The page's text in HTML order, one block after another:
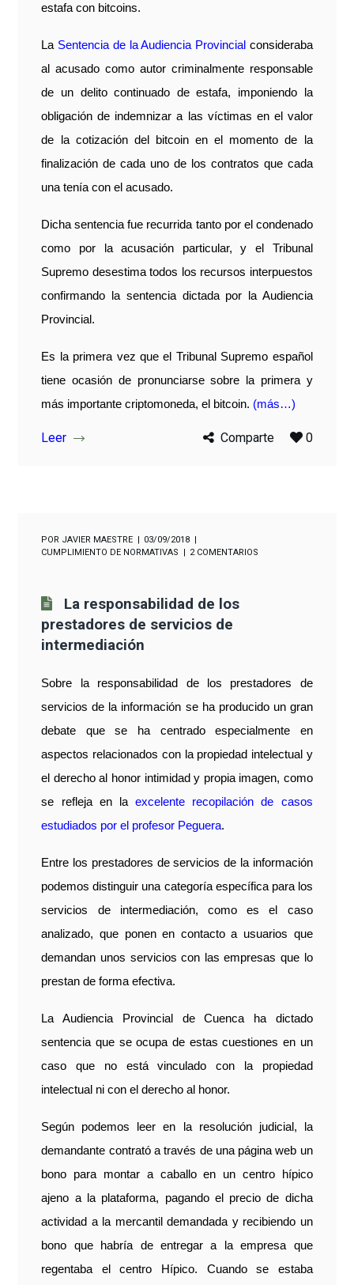
estafa con bitcoins.
La Sentencia de la Audiencia Provincialconsideraba
al acusado como autor criminalmente responsable
de un delito continuado de estafa, imponiendo la
obligación de indemnizar a las víctimas en el valor
de la cotización del bitcoin en el momento de la
finalización de cada uno de los contratos que cada
una tenía con el acusado.
Dicha sentencia fue recurrida tanto por el condenado
como por la acusación particular, y el Tribunal
Supremo desestima todos los recursos interpuestos
confirmando la sentencia dictada por la Audiencia
Provincial.
Es la primera vez que el Tribunal Supremo español
tiene ocasión de pronunciarse sobre la primera y
más importante criptomoneda, el bitcoin. (más…)
Leer Comparte 0
POR JAVIER MAESTRE
03/09/2018
CUMPLIMIENTO DE NORMATIVAS
2 COMENTARIOS
La responsabilidad de los
prestadores de servicios de
intermediación
Sobre la responsabilidad de los prestadores de
servicios de la información se ha producido un gran
debate que se ha centrado especialmente en
aspectos relacionados con la propiedad intelectual y
el derecho al honor intimidad y propia imagen, como
se refleja en laexcelente recopilación de casos
estudiados por el profesor Peguera.
Entre los prestadores de servicios de la información
podemos distinguir una categoría específica para los
servicios de intermediación, como es el caso
analizado, que ponen en contacto a usuarios que
demandan unos servicios con las empresas que lo
prestan de forma efectiva.
La Audiencia Provincial de Cuenca ha dictado
sentencia que se ocupa de estas cuestiones en un
caso que no está vinculado con la propiedad
intelectual ni con el derecho al honor.
Según podemos leer en la resolución judicial, la
demandante contrató a través de una página web un
bono para montar a caballo en un centro hípico
ajeno a la plataforma, pagando el precio de dicha
actividad a la mercantil demandada y recibiendo un
bono que habría de entregar a la empresa que
regentaba el centro Hípico. Cuando se estaba